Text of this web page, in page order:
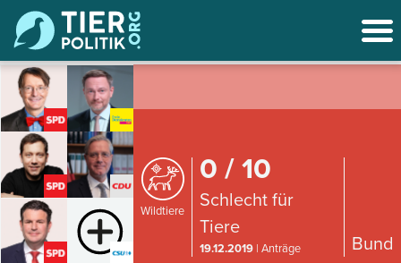
Wildtiere
0 / 10
Schlecht für
Tiere
19.12.2019 | Anträge Bund